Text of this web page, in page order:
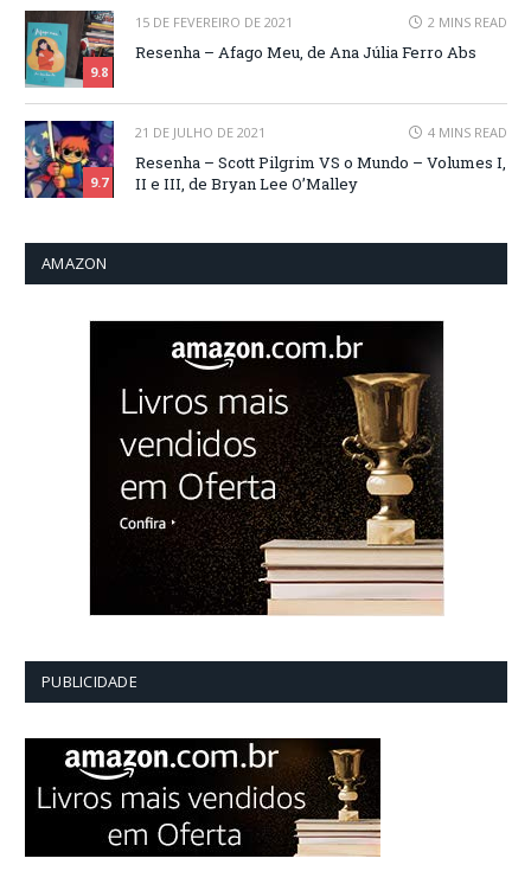
9.8
15 DE FEVEREIRO DE 2021 2 MINS READ
Resenha – Afago Meu, de Ana Júlia Ferro Abs
9.7
21 DE JULHO DE 2021 4 MINS READ
Resenha – Scott Pilgrim VS o Mundo – Volumes I,
II e III, de Bryan Lee O’Malley
AMAZON
PUBLICIDADE